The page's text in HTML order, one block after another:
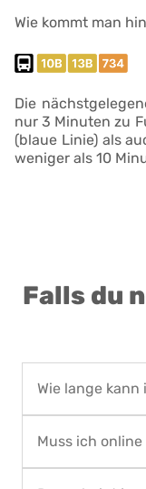
Wie kommt man
Die
nur 3 Minuten zu
(blaue Linie) als
weniger als 10
Falls du
Wie lange
und höchstens
werden. Wenn
Muss ich